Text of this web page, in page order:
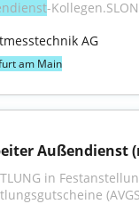
-
AG
am Main
Außendienst
in